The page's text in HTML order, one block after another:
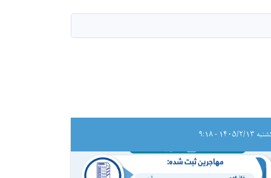
۲/۱۳ - ۹:۱۸